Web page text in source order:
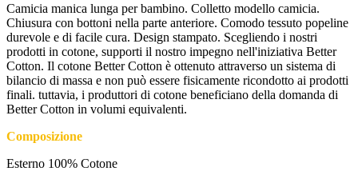
Camicia manica lunga per bambino. Colletto modello camicia.
Chiusura con bottoni nella parte anteriore. Comodo tessuto popeline
durevole e di facile cura. Design stampato. Scegliendo i nostri
prodotti in cotone, supporti il nostro impegno nell'iniziativa Better
Cotton. Il cotone Better Cotton è ottenuto attraverso un sistema di
bilancio di massa e non può essere fisicamente ricondotto ai prodotti
finali. tuttavia, i produttori di cotone beneficiano della domanda di
Better Cotton in volumi equivalenti.
Composizione
Esterno 100% Cotone